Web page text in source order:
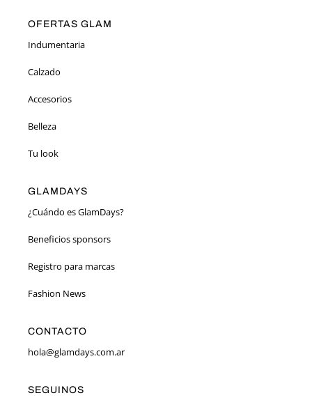
OFERTAS GLAM
Indumentaria
Calzado
Accesorios
Belleza
Tu look
GLAMDAYS
¿Cuándo es GlamDays?
Beneficios sponsors
Registro para marcas
Fashion News
CONTACTO
hola@glamdays.com.ar
SEGUINOS